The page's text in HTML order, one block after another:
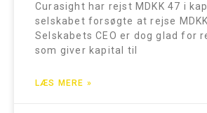
Curasight har rejst MDKK 47 i
selskabet forsøgte at rejse MDKK
Selskabets CEO er dog glad for
som giver kapital til
LÆS MERE »